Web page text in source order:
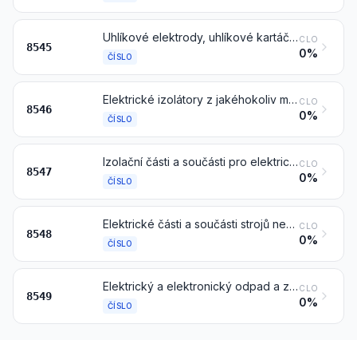
8545
Uhlíkové elektrody, uhlíkové kartáče, osvětlovací uhlíky, uhlíky pro elektrické baterie a ostatní výrobky z grafitu nebo z jiného uhlíku, též spojené s kovem, pro elektrické účely
ČÍSLO
CLO
0%
8546
Elektrické izolátory z jakéhokoliv materiálu
ČÍSLO
CLO
0%
8547
Izolační části a součásti pro elektrické stroje, přístroje nebo zařízení, vyrobené zcela z izolačních materiálů nebo jen s jednoduchými, do materiálu vlisovanými drobnými kovovými součástmi (například s objímkami se závitem), sloužícími výhradně k připevňování, jiné než izolátory čísla 8546; elektroinstalační trubky a jejich spojky z obecných kovů, s vnitřní izolací
ČÍSLO
CLO
0%
8548
Elektrické části a součásti strojů nebo přístrojů, jinde v této kapitole neuvedené ani nezahrnuté
ČÍSLO
CLO
0%
8549
Elektrický a elektronický odpad a zbytky
ČÍSLO
CLO
0%